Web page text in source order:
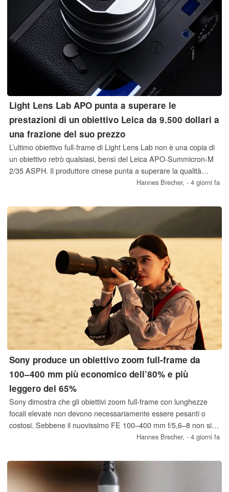
Light Lens Lab APO punta a superare le
prestazioni di un obiettivo Leica da 9.500 dollari a
una frazione del suo prezzo
L’ultimo obiettivo full-frame di Light Lens Lab non è una copia di
un obiettivo retrò qualsiasi, bensì del Leica APO-Summicron-M
2/35 ASPH. Il produttore cinese punta a superare la qualità
dell’originale, e a un prezzo notevolmente inferiore.
Hannes Brecher, - 4 giorni fa
Sony produce un obiettivo zoom full-frame da
100–400 mm più economico dell’80% e più
leggero del 65%
Sony dimostra che gli obiettivi zoom full-frame con lunghezze
focali elevate non devono necessariamente essere pesanti o
costosi. Sebbene il nuovissimo FE 100–400 mm f/5,6–8 non sia
particolarmente luminoso, è relativamente compatto e
stabilizzazione ottica dell’immagine e foto nitide.
Hannes Brecher, - 4 giorni fa